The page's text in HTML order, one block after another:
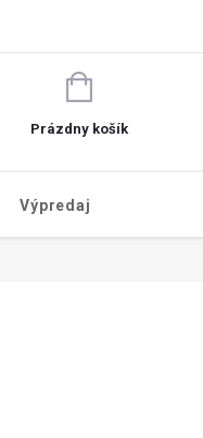
NÁKUPNÝ
KOŠÍK
Prázdny košík
Výpredaj